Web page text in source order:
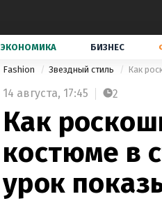
ЭКОНОМИКА БИЗНЕС
Fashion Звездный стиль
14 августа, 17:45 2
Как
костюме в
урок